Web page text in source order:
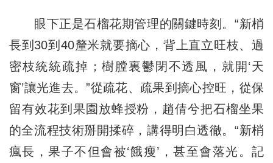
眼下正是石榴花期管理的關鍵時刻。“新梢
長到30到40釐米就要摘心，背上直立旺枝、過
密枝統統疏掉；樹膛裏鬱閉不透風，就開‘天
窗’讓光進去。”從疏花、疏果到摘心控旺，從保
留有效花到果園放蜂授粉，趙倩兮把石榴坐果
的全流程技術掰開揉碎，講得明白透徹。“新梢
瘋長，果子不但會被‘餓瘦’，甚至會落光。記